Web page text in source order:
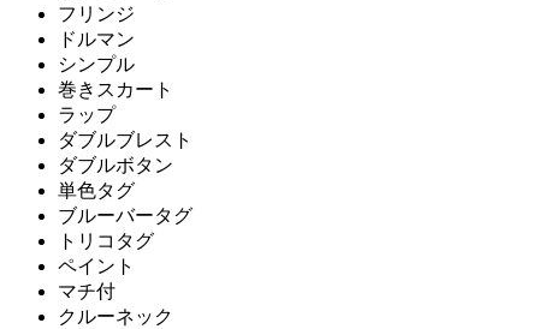
フリンジ
ドルマン
シンプル
巻きスカート
ラップ
ダブルブレスト
ダブルボタン
単色タグ
ブルーバータグ
トリコタグ
ペイント
マチ付
クルーネック